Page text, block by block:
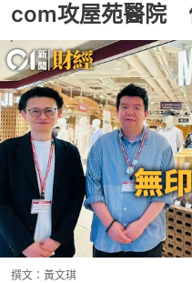
com攻屋苑醫院
撰文： 黃文琪